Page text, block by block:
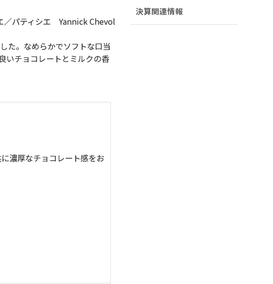
／パティシエ Yannick Chevol
た。なめらかでソフトな口当
いチョコレートとミルクの香
濃厚なチョコレート感をお
決算関連情報